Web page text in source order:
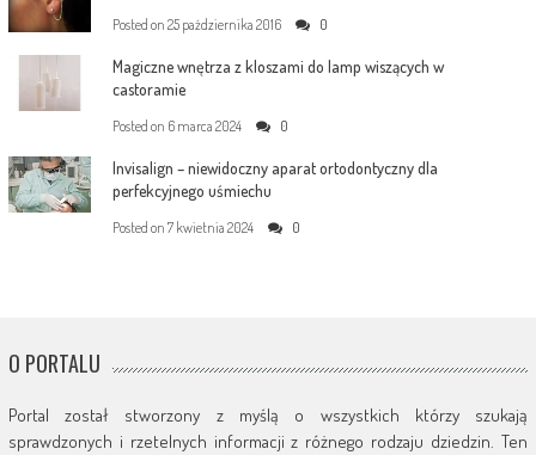
Posted on 25 października 2016 0
Magiczne wnętrza z kloszami do lamp wiszących w
castoramie
Posted on 6 marca 2024 0
Invisalign – niewidoczny aparat ortodontyczny dla
perfekcyjnego uśmiechu
Posted on 7 kwietnia 2024 0
O PORTALU
Portal został stworzony z myślą o wszystkich którzy szukają
sprawdzonych i rzetelnych informacji z różnego rodzaju dziedzin. Ten